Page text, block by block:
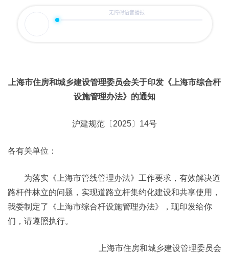
上海市住房和城乡建设管理委员会关于印发《上海市综合杆
设施管理办法》的通知
沪建规范〔2025〕14号
各有关单位：
为落实《上海市管线管理办法》工作要求，有效解决道
路杆件林立的问题，实现道路立杆集约化建设和共享使用，
我委制定了《上海市综合杆设施管理办法》，现印发给你
们，请遵照执行。
上海市住房和城乡建设管理委员会